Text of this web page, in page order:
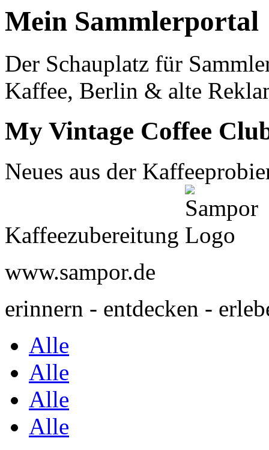
Mein Sammlerportal
Der Schauplatz für
Kaffee, Berlin & alte
My Vintage Coffee
Neues aus der
Kaffeezubereitung
www.sampor.de
erinnern - entdecken -
Alle
Alle
Alle
Alle